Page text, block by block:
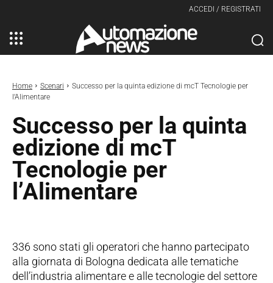
ACCEDI / REGISTRATI
Home Scenari
Successo per la quinta edizione di mcT Tecnologie per
l’Alimentare
Successo per la quinta
edizione di mcT
Tecnologie per
l’Alimentare
336 sono stati gli operatori che hanno partecipato
alla giornata di Bologna dedicata alle tematiche
dell’industria alimentare e alle tecnologie del settore